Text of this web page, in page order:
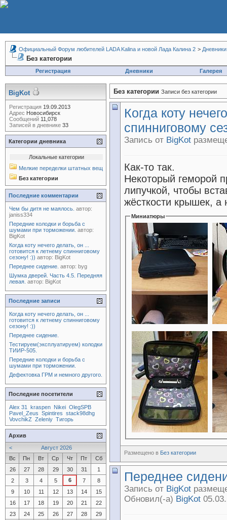
Официальный Форум любителей LADA Kalina и новой Лада Калина 2 > Дневники
Без категории
Регистрация Дневники Галерея
Без категории Записи без категории
Когда коту
спинниговому
Запись от BigKot
Как-то так.
Некоторый геморой
липучкой, чтобы
жёсткости крышек, а
Миниатюры
Размещено в Без категории
Переднее
Запись от BigKot
Обновил(-а) BigKot
BigKot
Регистрация 19.09.2013
Адрес Новосибирск
Сообщений 11,078
Записей в дневнике 33
Категории дневника
Локальные категории
Мелкие переделки штатных вещей.
Без категории
Последние комментарии
Чем бы дитя не маялось. автор:
janiss334
Передние колодки и борьба с
шумами при торможении. автор:
BigKot
Когда коту нечего делать, он ...
готовится к летнему спинниговому
сезону! :)) автор: BigKot
Переднее сидение. автор: byg
Шумка дверей. Часть 4.5. Передняя
левая. автор: BigKot
Последние записи
Когда коту нечего делать, он ...
готовится к летнему спинниговому
сезону! :))
Переднее сидение.
Тестируем(эксплуатируем) колодки
ТИИР-505.
Передние колодки и борьба с
шумами при торможении.
Дефектовка ГРМ и немного другого.
Последние посетители
Alex 31 kraspen Nikei OlegSPB
Pavel_Zeus Spintires stack98dhg
VovchikZ Zeleniy Тигорь
Архив
<
Август 2026
Вс
Пн Вт Ср Чт Пт
Сб
26
27 28 29 30 31
1
2
3 4 5 6 7
8
9
10 11 12 13 14
15
16
17 18 19 20 21
22
23
24 25 26 27 28
29